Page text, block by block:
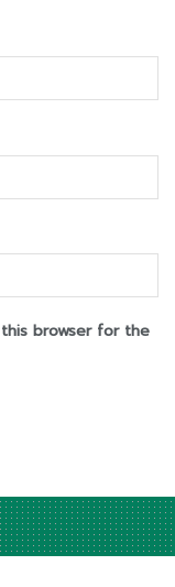
browser for the